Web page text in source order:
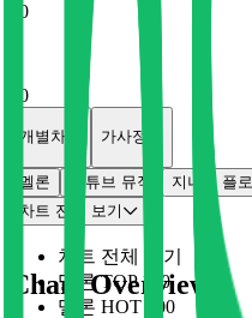
0
0
개별차트 가사정보
멜론 유튜브 뮤직 지니 플로
차트 전체 보기
차트 전체 보기
멜론 TOP 100
멜론 HOT 100
Chart Overview